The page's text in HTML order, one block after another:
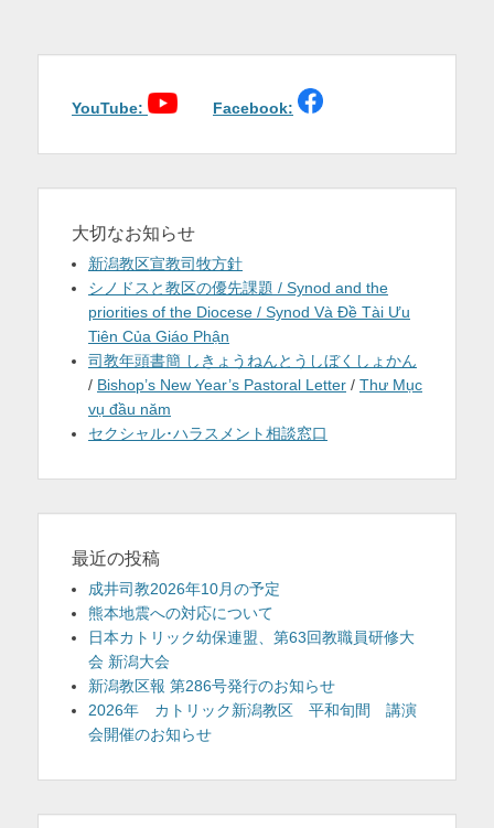
YouTube: Facebook:
大切なお知らせ
新潟教区宣教司牧方針
シノドスと教区の優先課題 / Synod and the
priorities of the Diocese / Synod Và Đề Tài Ưu
Tiên Của Giáo Phận
司教年頭書簡 しきょうねんとうしぼくしょかん
/ Bishop’s New Year’s Pastoral Letter / Thư Mục
vụ đầu năm
セクシャル･ハラスメント相談窓口
最近の投稿
成井司教2026年10月の予定
熊本地震への対応について
日本カトリック幼保連盟、第63回教職員研修大
会 新潟大会
新潟教区報 第286号発行のお知らせ
2026年 カトリック新潟教区 平和旬間 講演
会開催のお知らせ